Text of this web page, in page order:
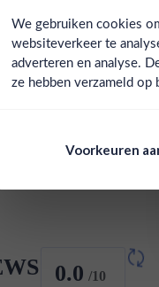
0.0 /10
We gebruiken cookies
websiteverkeer te
adverteren en analyse.
ze hebben verzameld op
Voorkeuren